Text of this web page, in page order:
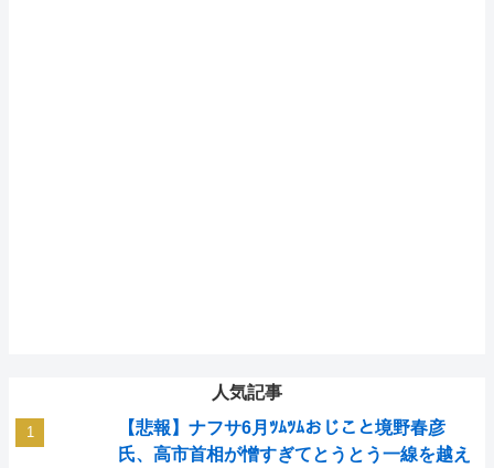
人気記事
【悲報】ナフサ6月ﾂﾑﾂﾑおじこと境野春彦
氏、高市首相が憎すぎてとうとう一線を越え